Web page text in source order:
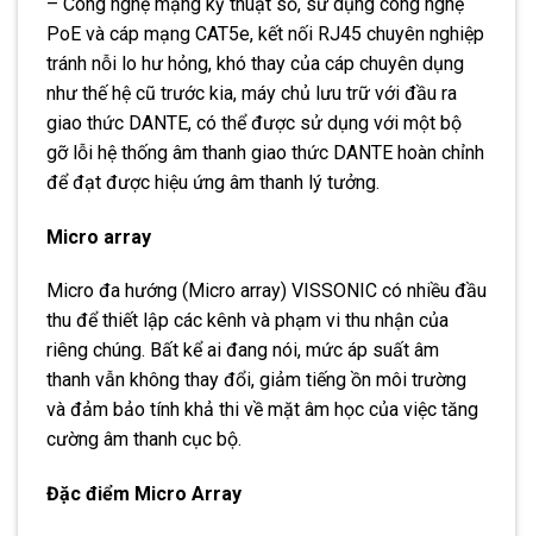
PoE và cáp mạng CAT5e, kết nối RJ45 chuyên nghiệp
tránh nỗi lo hư hỏng, khó thay của cáp chuyên dụng
như thế hệ cũ trước kia, máy chủ lưu trữ với đầu ra
giao thức DANTE, có thể được sử dụng với một bộ
gỡ lỗi hệ thống âm thanh giao thức DANTE hoàn chỉnh
để đạt được hiệu ứng âm thanh lý tưởng.
Micro array
Micro đa hướng (Micro array) VISSONIC có nhiều đầu
thu để thiết lập các kênh và phạm vi thu nhận của
riêng chúng. Bất kể ai đang nói, mức áp suất âm
thanh vẫn không thay đổi, giảm tiếng ồn môi trường
và đảm bảo tính khả thi về mặt âm học của việc tăng
cường âm thanh cục bộ.
Đặc điểm Micro Array